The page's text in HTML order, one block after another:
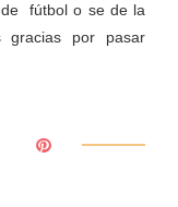
fútbol o se de la
gracias por pasar